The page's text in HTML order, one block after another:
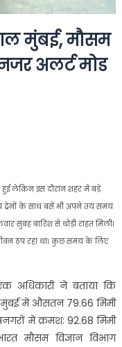
मुंबई, मौसम
अलर्ट मोड
लेकिन इस दौरान शहर में बड़े
ट्रेनों के साथ बसें भी अपने तय समय
सुबह बारिश से थोड़ी राहत मिली।
ठप रहा था। कुछ समय के लिए
अधिकारी ने बताया कि
में औसतन 79.66 मिमी
में क्रमश: 92.68 मिमी
मौसम विज्ञान विभाग